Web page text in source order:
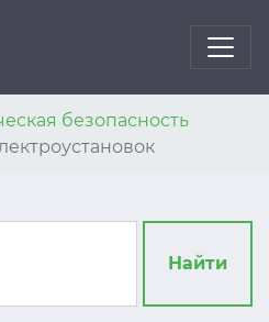
безопасность
Найти